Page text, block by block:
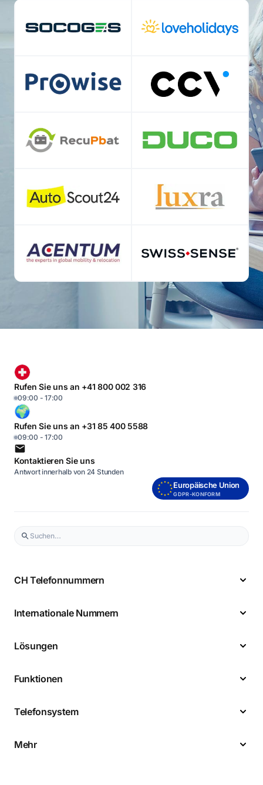
Rufen Sie uns an +41 800 002 316
09:00 - 17:00
Rufen Sie uns an +31 85 400 5588
09:00 - 17:00
Kontaktieren Sie uns
Antwort innerhalb von 24 Stunden
Europäische Union
GDPR-KONFORM
CH Telefonnummern
Internationale Nummern
Lösungen
Funktionen
Telefonsystem
Mehr